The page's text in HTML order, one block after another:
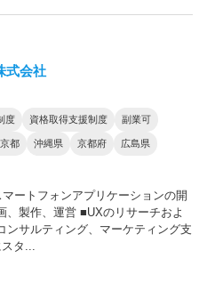
式会社
度 資格取得支援制度 副業可
都 沖縄県 京都府 広島県
ートフォンアプリケーションの開
製作、運営 ■UXのリサーチおよ
サルティング、マーケティング支
タ...